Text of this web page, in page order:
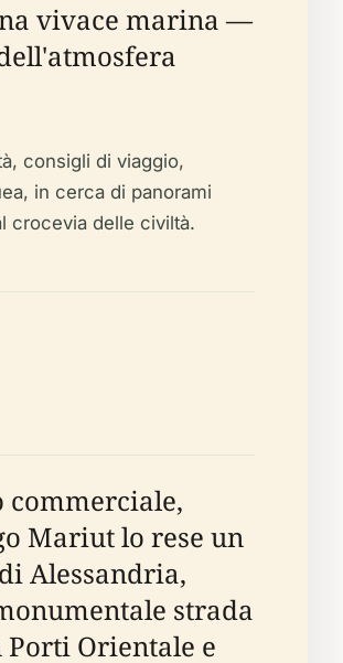
vivace marina —
consigli di viaggio,
in cerca di panorami
crocevia delle civiltà.
commerciale,
Mariut lo rese un
Alessandria,
strada
Orientale e